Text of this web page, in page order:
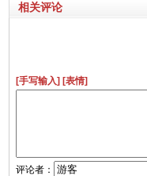
相关评论
[手写输入] [表情]
评论者：